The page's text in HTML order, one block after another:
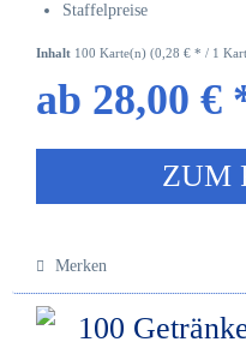
Staffelpreise
Inhalt 100 Karte(n) (0,28 € * / 1
ab 28,00 €
ZUM
Merken